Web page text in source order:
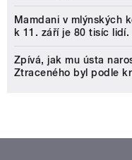
Mamdani v mlýnských
k 11. září je 80 tisíc
Zpívá, jak mu ústa
Ztraceného byl podle